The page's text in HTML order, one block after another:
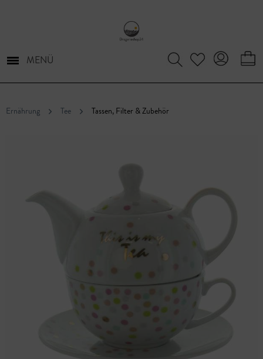
MENÜ
Ernährung Tee Tassen, Filter & Zubehör